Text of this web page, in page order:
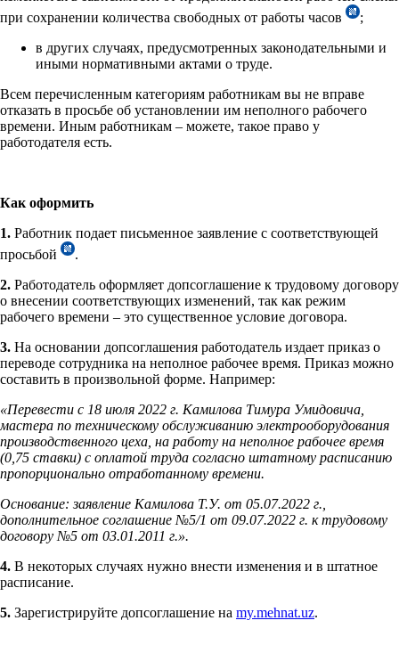
при сохранении количества свободных от работы часов
;
в других случаях, предусмотренных законодательными и
иными нормативными актами о труде.
Всем перечисленным категориям работникам вы не вправе
отказать в просьбе об установлении им неполного рабочего
времени. Иным работникам – можете, такое право у
работодателя есть.
Как оформить
1. Работник подает письменное заявление с соответствующей
просьбой
.
2. Работодатель оформляет допсоглашение к трудовому договору
о внесении соответствующих изменений, так как режим
рабочего времени – это существенное условие договора.
3. На основании допсоглашения работодатель издает приказ о
переводе сотрудника на неполное рабочее время. Приказ можно
составить в произвольной форме. Например:
«Перевести с 18 июля 2022 г. Камилова Тимура Умидовича,
мастера по техническому обслуживанию электрооборудования
производственного цеха, на работу на неполное рабочее время
(0,75 ставки) с оплатой труда согласно штатному ­расписанию
пропорционально отработанному времени.
Основание: заявление Камилова Т.У. от 05.07.2022 г.,
дополнительное соглашение №5/1 от 09.07.2022 г. к трудовому
договору №5 от 03.01.2011 г.».
4. В некоторых случаях нужно внести изменения и в штатное
расписание.
5. Зарегистрируйте допсоглашение на my.mehnat.uz.